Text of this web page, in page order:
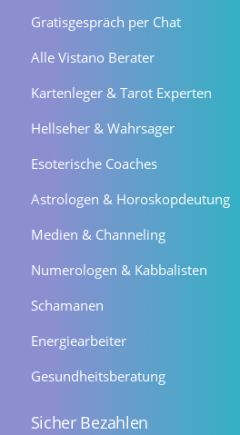
Gratisgespräch per Chat
Alle Vistano Berater
Kartenleger & Tarot Experten
Hellseher & Wahrsager
Esoterische Coaches
Astrologen & Horoskopdeutung
Medien & Channeling
Numerologen & Kabbalisten
Schamanen
Energiearbeiter
Gesundheitsberatung
Sicher Bezahlen